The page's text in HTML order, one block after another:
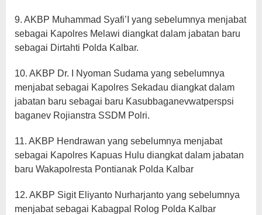
9. AKBP Muhammad Syafi’I yang sebelumnya menjabat
sebagai Kapolres Melawi diangkat dalam jabatan baru
sebagai Dirtahti Polda Kalbar.
10. AKBP Dr. I Nyoman Sudama yang sebelumnya
menjabat sebagai Kapolres Sekadau diangkat dalam
jabatan baru sebagai baru Kasubbaganevwatperspsi
baganev Rojianstra SSDM Polri.
11. AKBP Hendrawan yang sebelumnya menjabat
sebagai Kapolres Kapuas Hulu diangkat dalam jabatan
baru Wakapolresta Pontianak Polda Kalbar
12. AKBP Sigit Eliyanto Nurharjanto yang sebelumnya
menjabat sebagai Kabagpal Rolog Polda Kalbar